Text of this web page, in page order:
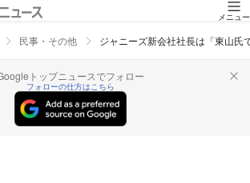
メニュー
民事・その他 ジャニーズ新会社社長は「東山氏
トップニュースでフォロー
フォローの仕方はこちら